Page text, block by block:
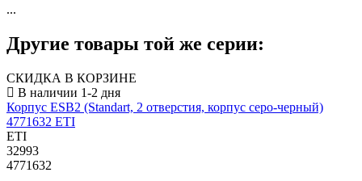
...
Другие товары той же серии:
СКИДКА В КОРЗИНЕ
Корпус ESB2 (Standart, 2 отверстия, корпус серо-черный)
4771632 ETI
ETI
32993
4771632